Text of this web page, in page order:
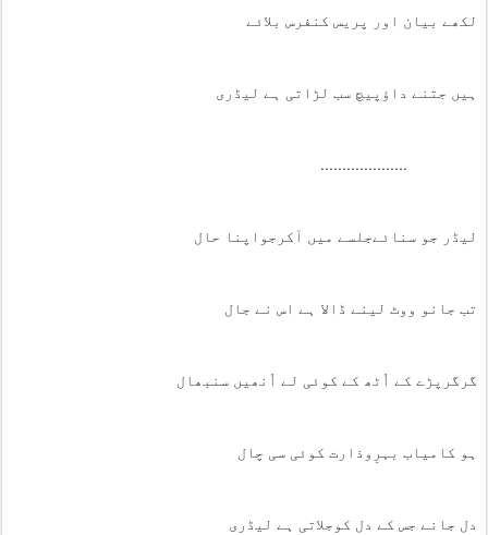
لکھے بیان اور پریس کنفرس بلائے
ہیں جتنے داؤپیچ سب لڑاتی ہے لیڈری
....................
لیڈر جو سنائےجلسے میں آکرجواپنا حال
تب جانو ووٹ لینے ڈالا ہے اس نے جال
گرگرپڑے کے اُٹھ کے کوئی لے اُنھیں سنبھال
ہو کامیاب بہرِوذارت کوئی سی چال
دل جانے جس کے دل کوجلاتی ہے لیڈری